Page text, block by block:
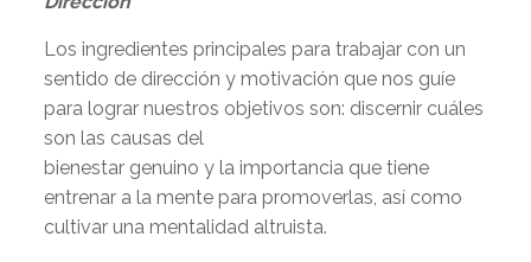
Los ingredientes principales para trabajar con un
sentido de dirección y motivación que nos guíe
para lograr nuestros objetivos son: discernir cuáles
son las causas del
bienestar genuino y la importancia que tiene
entrenar a la mente para promoverlas, así como
cultivar una mentalidad altruista.